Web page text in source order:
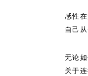
感性
自己
无论
关于